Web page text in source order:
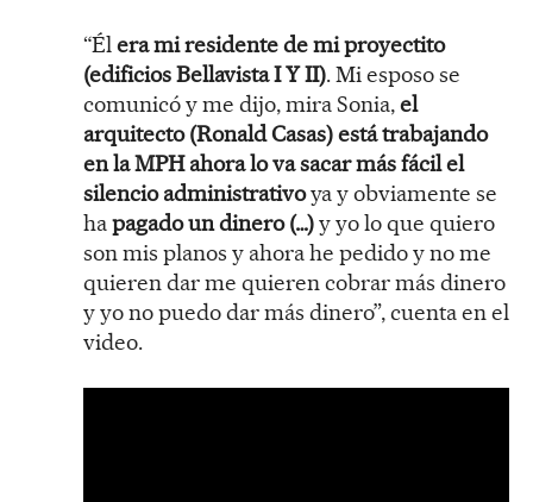
“Élera mi residente de mi proyectito
(edificios Bellavista I Y II). Mi esposo se
comunicó y me dijo, mira Sonia,el
arquitecto (Ronald Casas) está trabajando
en la MPH ahora lo va sacar más fácil el
silencio administrativoya y obviamente se
hapagado un dinero (…)y yo lo que quiero
son mis planos y ahora he pedido y no me
quieren dar me quieren cobrar más dinero
y yo no puedo dar más dinero”, cuenta en el
video.